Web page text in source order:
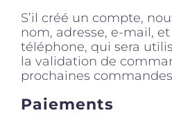
S’il créé un compte,
nom, adresse, e-mail,
téléphone, qui sera
la validation de
prochaines
Paiements